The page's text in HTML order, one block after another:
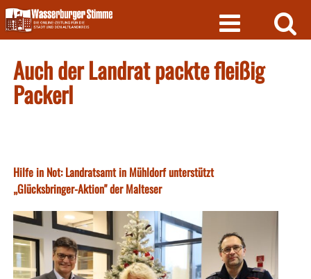
Skip
to
content
Auch der Landrat packte fleißig
Packerl
Hilfe in Not: Landratsamt in Mühldorf unterstützt
„Glücksbringer-Aktion" der Malteser